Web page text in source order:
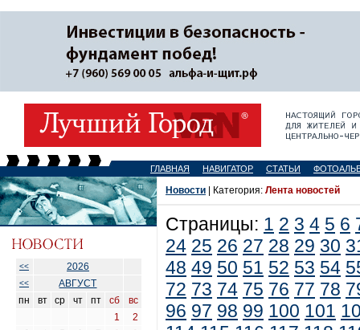
ГЛАВНАЯ НАВИГАТОР СТАТЬИ
<< 2026
<<
АВГУСТ
пн
вт ср чт пт сб
вс
1
2
Новости | Категория: Лента новостей
Страницы: 1 2 3 4 5 6
24 25 26 27 28 29 30
48 49 50 51 52 53 54
72 73 74 75 76 77 78
96 97 98 99 100 101